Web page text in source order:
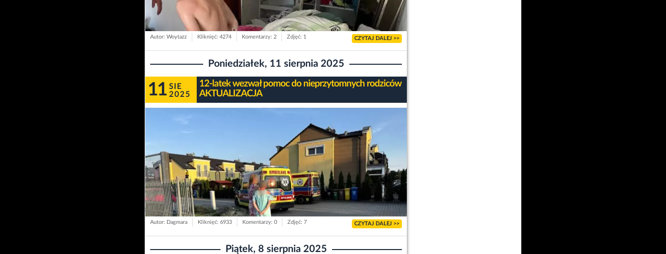
Autor: Woytazz Kliknięć: 4274 Komentarzy: 2 Zdjęć: 1 CZYTAJ DALEJ >>
Poniedziałek, 11 sierpnia 2025
11 SIE
2025
12-latek wezwał pomoc do nieprzytomnych rodziców
AKTUALIZACJA
Autor: Dagmara Kliknięć: 6933 Komentarzy: 0 Zdjęć: 7 CZYTAJ DALEJ >>
Piątek, 8 sierpnia 2025